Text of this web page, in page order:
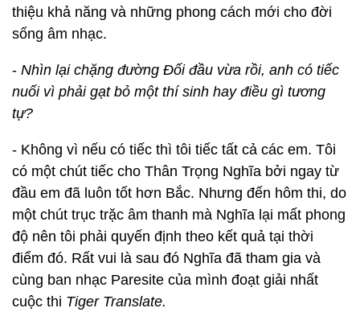
thiệu khả năng và những phong cách mới cho đời
sống âm nhạc.
- Nhìn lại chặng đường Đối đầu vừa rồi, anh có tiếc
nuối vì phải gạt bỏ một thí sinh hay điều gì tương
tự?
- Không vì nếu có tiếc thì tôi tiếc tất cả các em. Tôi
có một chút tiếc cho Thân Trọng Nghĩa bởi ngay từ
đầu em đã luôn tốt hơn Bắc. Nhưng đến hôm thi, do
một chút trục trặc âm thanh mà Nghĩa lại mất phong
độ nên tôi phải quyến định theo kết quả tại thời
điểm đó. Rất vui là sau đó Nghĩa đã tham gia và
cùng ban nhạc Paresite của mình đoạt giải nhất
cuộc thi Tiger Translate.